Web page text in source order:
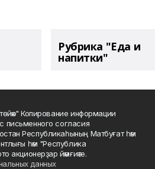
Рубрика "Еда и
напитки"
Копирование информации
письменного согласия
Республикаһының Матбуғат һәм
һәм "Республика
акционерҙар йәмғиәте.
данных